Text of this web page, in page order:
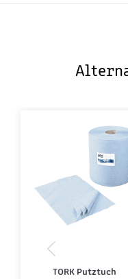
TORK Putztuch